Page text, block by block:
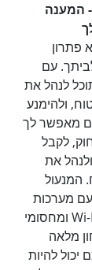
המענה
פתרון
עם
לנהל את
ולהימנע
מאפשר לך
לקבל
את
המנעול
מערכות
ביטחון אחרות, כגון פעמוני Wi-Fi ומחסומי
מלאה
יכול להיות